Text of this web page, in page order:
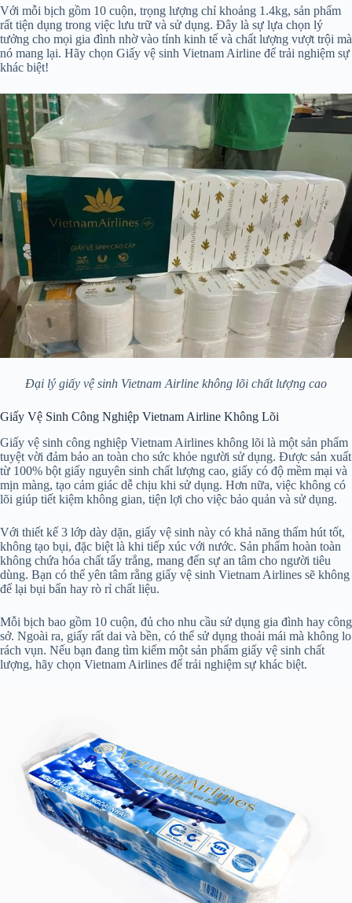
Với mỗi bịch gồm 10 cuộn, trọng lượng chỉ khoảng 1.4kg, sản phẩm
rất tiện dụng trong việc lưu trữ và sử dụng. Đây là sự lựa chọn lý
tưởng cho mọi gia đình nhờ vào tính kinh tế và chất lượng vượt trội mà
nó mang lại. Hãy chọn Giấy vệ sinh Vietnam Airline để trải nghiệm sự
khác biệt!
Đại lý giấy vệ sinh Vietnam Airline không lõi chất lượng cao
Giấy Vệ Sinh Công Nghiệp Vietnam Airline Không Lõi
Giấy vệ sinh công nghiệp Vietnam Airlines không lõi là một sản phẩm
tuyệt vời đảm bảo an toàn cho sức khỏe người sử dụng. Được sản xuất
từ 100% bột giấy nguyên sinh chất lượng cao, giấy có độ mềm mại và
mịn màng, tạo cảm giác dễ chịu khi sử dụng. Hơn nữa, việc không có
lõi giúp tiết kiệm không gian, tiện lợi cho việc bảo quản và sử dụng.
Với thiết kế 3 lớp dày dặn, giấy vệ sinh này có khả năng thấm hút tốt,
không tạo bụi, đặc biệt là khi tiếp xúc với nước. Sản phẩm hoàn toàn
không chứa hóa chất tẩy trắng, mang đến sự an tâm cho người tiêu
dùng. Bạn có thể yên tâm rằng giấy vệ sinh Vietnam Airlines sẽ không
để lại bụi bẩn hay rò rỉ chất liệu.
Mỗi bịch bao gồm 10 cuộn, đủ cho nhu cầu sử dụng gia đình hay công
sở. Ngoài ra, giấy rất dai và bền, có thể sử dụng thoải mái mà không lo
rách vụn. Nếu bạn đang tìm kiếm một sản phẩm giấy vệ sinh chất
lượng, hãy chọn Vietnam Airlines để trải nghiệm sự khác biệt.